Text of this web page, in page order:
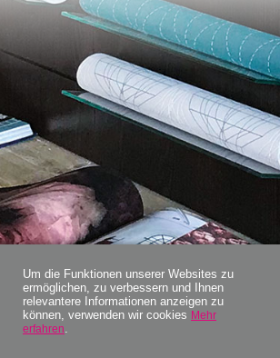
Um die Funktionen unserer Websites zu
ermöglichen, zu verbessern und Ihnen
relevantere Informationen anzeigen zu
können, verwenden wir cookies Mehr
erfahren.